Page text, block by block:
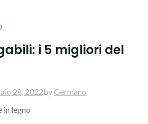
i 5 migliori del
28, 2022byGermano